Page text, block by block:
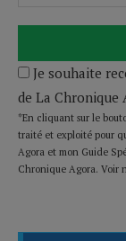
Je souhaite
de La Chronique
*En cliquant sur le
traité et exploité pour
Agora et mon Guide
Chronique Agora. Voir